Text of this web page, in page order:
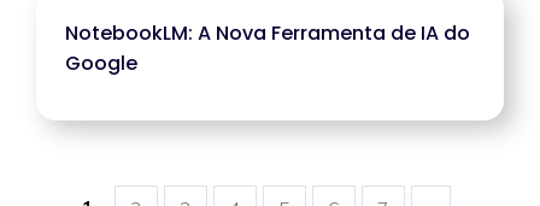
NotebookLM: A Nova Ferramenta de IA do
Google